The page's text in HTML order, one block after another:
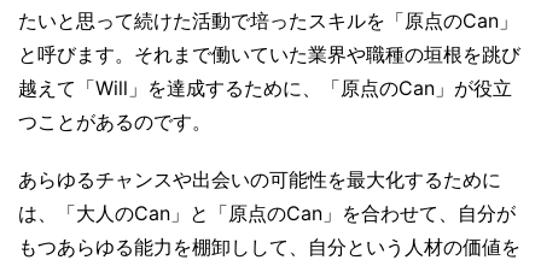
たいと思って続けた活動で培ったスキルを「原点のCan」
と呼びます。それまで働いていた業界や職種の垣根を跳び
越えて「Will」を達成するために、「原点のCan」が役立
つことがあるのです。
あらゆるチャンスや出会いの可能性を最大化するために
は、「大人のCan」と「原点のCan」を合わせて、自分が
もつあらゆる能力を棚卸しして、自分という人材の価値を